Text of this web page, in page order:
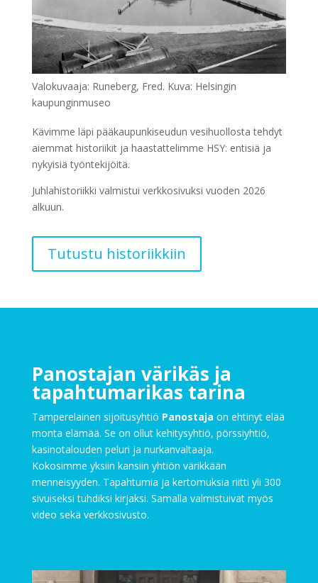
Valokuvaaja: Runeberg, Fred. Kuva: Helsingin
kaupunginmuseo
Kävimme läpi pääkaupunkiseudun vesihuollosta tehdyt
aiemmat historiikit ja haastattelimme HSY: entisiä ja
nykyisiä työntekijöitä.
Juhlahistoriikki valmistui verkkosivuksi vuoden 2026
alkuun.
Tutustu historiikkiin
Panostajan värikäs ja
tapahtumarikas tarina
Tamperelainen sijoitusyhtiö Panostaja on ehtinyt elää
monta elämää. Se on ollut kehitysyhtiö, pörssiyhtiö,
kasinotalouden peluri ja nurkanvaltaaja.
Kokosimme yksiin kansiin yhtiön värikkään
menneisyyden. Tapahtumia ja kertomuksia riitti yli 300
sivuiseksi tuhdiksi kirjaksi. Samalla valmistuivat myös
video sekä verkkosivusto.